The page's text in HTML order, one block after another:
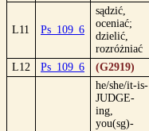
L11 Ps_109_6
sądzić,
oceniać;
dzielić,
rozróżniać
L12 Ps_109_6 (G2919)
he/she/it-is-
JUDGE-
ing,
you(sg)-